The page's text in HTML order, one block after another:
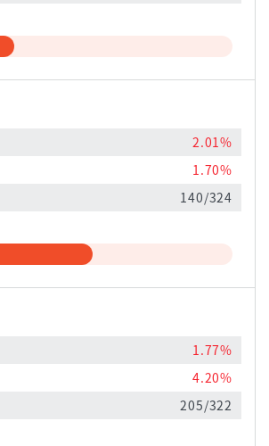
2.01%
1.70%
140/324
1.77%
4.20%
205/322